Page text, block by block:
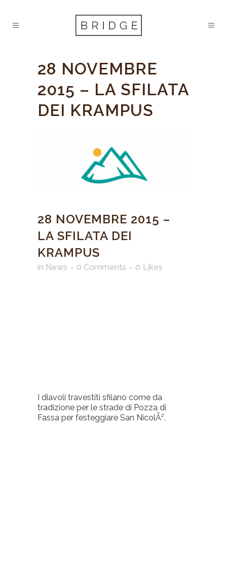
28 NOVEMBRE
2015 – LA SFILATA
DEI KRAMPUS
28 NOVEMBRE 2015 –
LA SFILATA DEI
KRAMPUS
in News 0 Comments 0 Likes
I diavoli travestiti sfilano come da
tradizione per le strade di Pozza di
Fassa per festeggiare San NicolÃ².